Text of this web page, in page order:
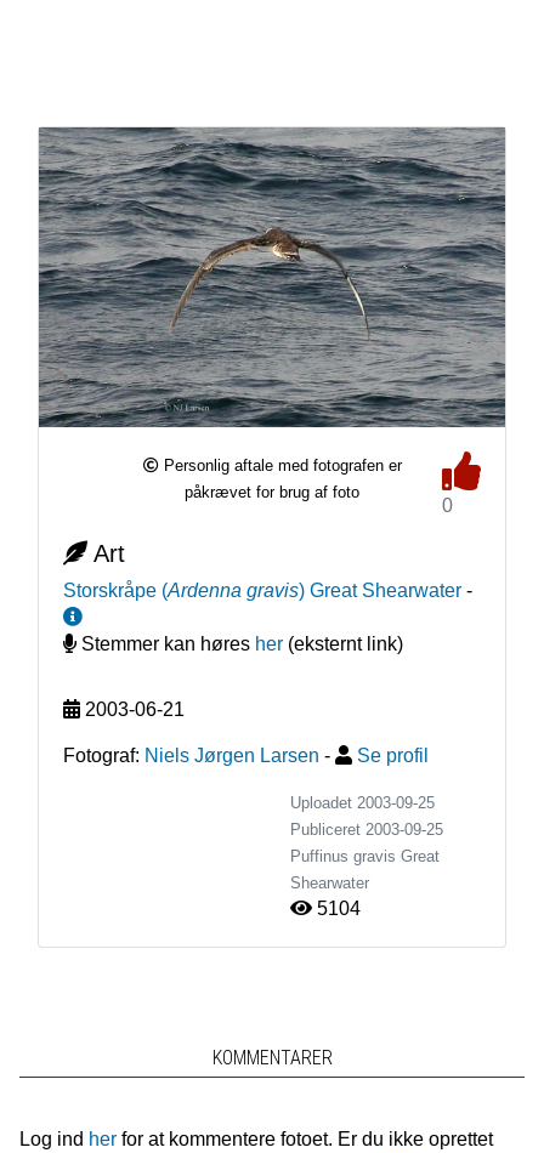
Personlig aftale med fotografen er
påkrævet for brug af foto
0
Art
Storskråpe (Ardenna gravis) Great Shearwater -
Stemmer kan høres her(eksternt link)
2003-06-21
Fotograf: Niels Jørgen Larsen - Se profil
Uploadet 2003-09-25
Publiceret 2003-09-25
Puffinus gravis Great
Shearwater
5104
KOMMENTARER
Log ind herfor at kommentere fotoet. Er du ikke oprettet